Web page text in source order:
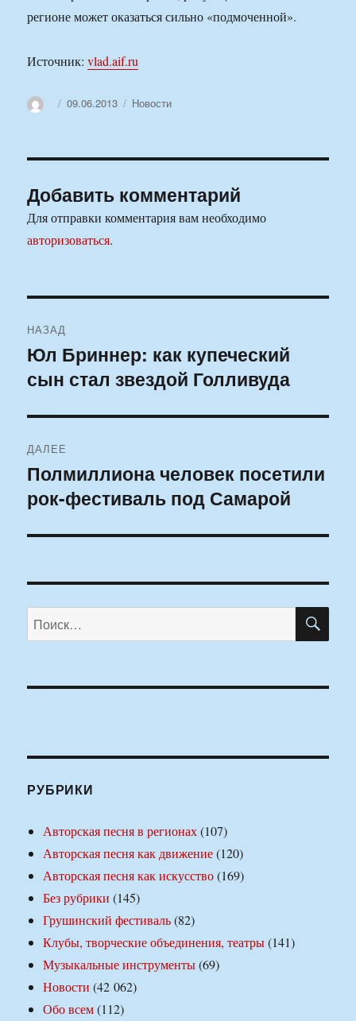
регионе может оказаться сильно «подмоченной».
Источник:vlad.aif.ru
АвторОпубликовано
09.06.2013 Рубрики
Новости
Добавить комментарий
Для отправки комментария вам необходимо
авторизоваться.
по
записям
НАЗАД
Предыдущая
запись:
Юл Бриннер: как купеческий
сын стал звездой Голливуда
ДАЛЕЕ
Следующая
запись:
Полмиллиона человек посетили
рок-фестиваль под Самарой
Искать:
РУБРИКИ
Авторская песня в регионах(107)
Авторская песня как движение(120)
Авторская песня как искусство(169)
Без рубрики (145)
Грушинский фестиваль(82)
Клубы, творческие объединения, театры(141)
Музыкальные инструменты(69)
Новости (42 062)
Обо всем(112)